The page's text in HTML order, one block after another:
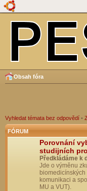
Obsah fóra
Vyhledat témata bez odpovědí •
FÓRUM
Porovnání
studijních
Předkládáme k
Jde o výměnu
komunikaci a
MU a VUT).